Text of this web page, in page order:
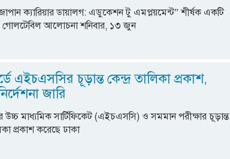
ক্যারিয়ার ডায়ালগ: এডুকেশন টু এমপ্লয়মেন্ট” শীর্ষক একটি
গোলটেবিল আলোচনা শনিবার, ১৩ জুন
এইচএসসির চূড়ান্ত কেন্দ্র তালিকা প্রকাশ,
জারি
মাধ্যমিক সার্টিফিকেট (এইচএসসি) ও সমমান পরীক্ষার চূড়ান্ত
প্রকাশ করেছে ঢাকা